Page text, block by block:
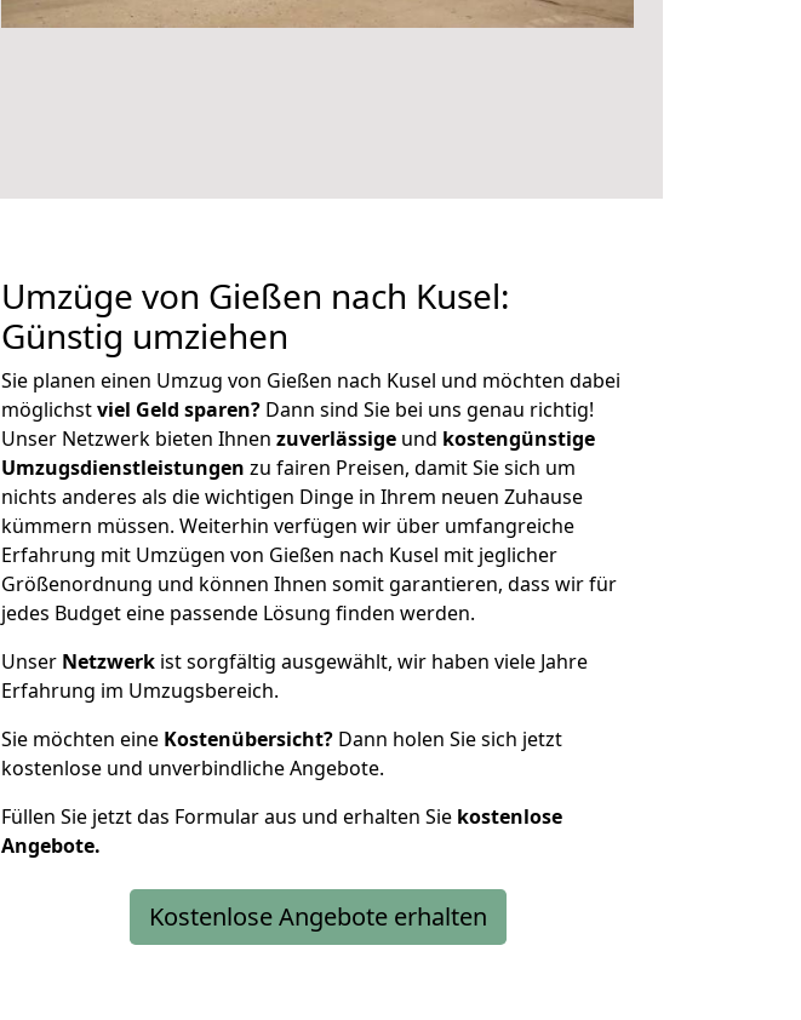
Umzüge von Gießen nach Kusel:
Günstig umziehen
Sie planen einen Umzug von Gießen nach Kusel und möchten dabei
möglichstviel Geld sparen? Dann sind Sie bei uns genau richtig!
Unser Netzwerk bieten Ihnen zuverlässige und kostengünstige
Umzugsdienstleistungen zu fairen Preisen, damit Sie sich um
nichts anderes als die wichtigen Dinge in Ihrem neuen Zuhause
kümmern müssen. Weiterhin verfügen wir über umfangreiche
Erfahrung mit Umzügen von Gießen nach Kusel mit jeglicher
Größenordnung und können Ihnen somit garantieren, dass wir für
jedes Budget eine passende Lösung finden werden.
Unser Netzwerk ist sorgfältig ausgewählt, wir haben viele Jahre
Erfahrung im Umzugsbereich.
Sie möchten eine Kostenübersicht? Dann holen Sie sich jetzt
kostenlose und unverbindliche Angebote.
Füllen Sie jetzt das Formular aus und erhalten Sie kostenlose
Angebote.
Kostenlose Angebote erhalten